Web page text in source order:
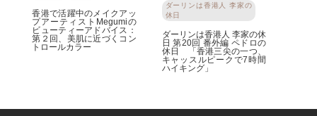
香港で活躍中のメイクアッ
プアーティストMegumiの
ビューティーアドバイス：
第２回、美肌に近づくコン
トロールカラー
ダーリンは香港人 李家の
休日
ダーリンは香港人 李家の休
日 第20回 番外編 ペドロの
休日 「香港三尖の一つ、
キャッスルピークで7時間
ハイキング」